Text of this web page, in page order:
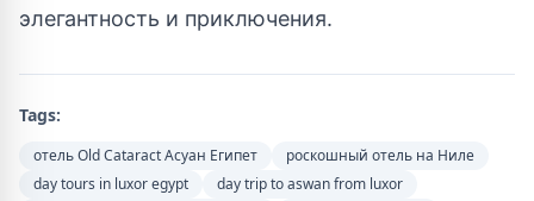
элегантность и приключения.
Tags:
отель Old Cataract Асуан Египет
роскошный отель на Ниле
day tours in luxor egypt
day trip to aswan from luxor